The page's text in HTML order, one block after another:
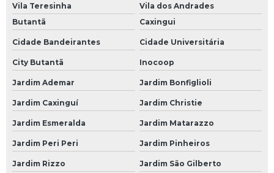
Bateria de Carro 60 Amperes
Bateria de Carro 60a
Bateria de Carro 70 Amperes
Bateria de Carro de 60 Amperes
Bateria de Gel para Carro
Bateria do Carro
Vila Teresinha
Vila dos Andrades
Butantã
Caxingui
Cidade Bandeirantes Cidade Universitária
City Butantã Inocoop
Jardim Ademar Jardim Bonfiglioli
Jardim Caxinguí Jardim Christie
Jardim Esmeralda Jardim Matarazzo
Jardim Peri Peri Jardim Pinheiros
Jardim Rizzo Jardim São Gilberto